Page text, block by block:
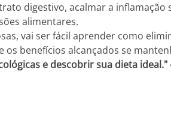
digestivo, acalmar a
alimentares.
vai ser fácil aprender como
benefícios alcançados se
e descobrir sua dieta ideal."